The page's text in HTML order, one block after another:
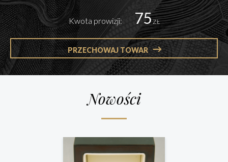
Kwota prowizji: 75ZŁ
PRZECHOWAJ TOWAR
Nowości